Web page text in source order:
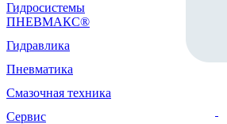
Гидросистемы
ПНЕВМАКС®
Гидравлика
Пневматика
Смазочная техника
Сервис